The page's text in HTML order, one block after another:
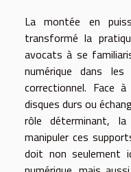
La montée en
transformé la
avocats à se
numérique dans
correctionnel. Face
disques durs ou
rôle déterminant,
manipuler ces
doit non seulement